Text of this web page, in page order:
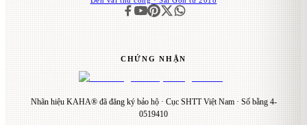
CHỨNG NHẬN
Nhãn hiệu KAHA® đã đăng ký bảo hộ · Cục SHTT Việt Nam · Số bằng 4-
0519410